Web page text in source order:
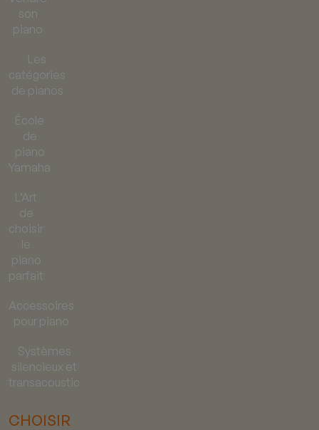
son
piano
Les
catégories
de pianos
École
de
piano
Yamaha
L’Art
de
choisir
le
piano
parfait
Accessoires
pour piano
Systèmes
silencieux et
transacoustic
CHOISIR